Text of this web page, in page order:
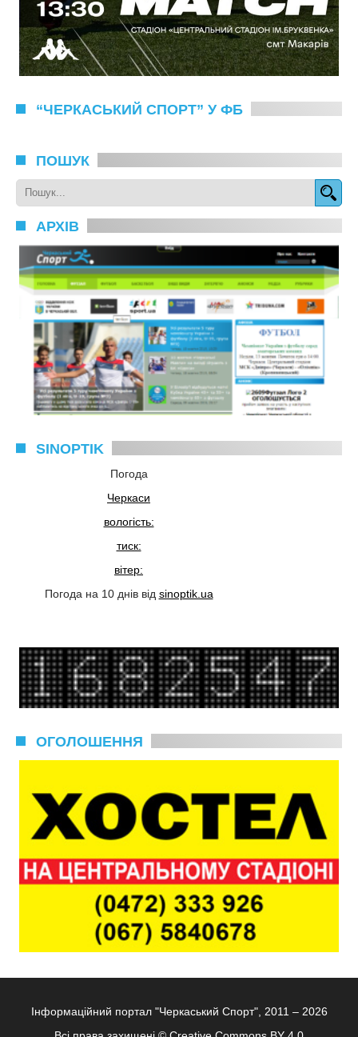
“ЧЕРКАСЬКИЙ СПОРТ” У ФБ
ПОШУК
АРХІВ
SINOPTIK
Погода
Черкаси
вологість:
тиск:
вітер:
Погода на 10 днів від sinoptik.ua
ОГОЛОШЕННЯ
Інформаційний портал "Черкаський Спорт", 2011 – 2026